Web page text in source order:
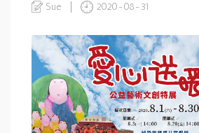
Sue 2020-08-31